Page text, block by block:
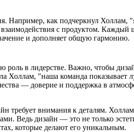
как подчеркнул Холлам,
с продуктом.
и дополняет общую гармонию.
роль в лидерстве. Важно, чтобы
Холлам, "наша команда
— доверие и поддержка в
требует внимания к деталям.
Ведь дизайн — это не только
которые делают его уникальным.